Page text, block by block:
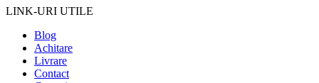
LINK-URI UTILE
Blog
Achitare
Livrare
Contact